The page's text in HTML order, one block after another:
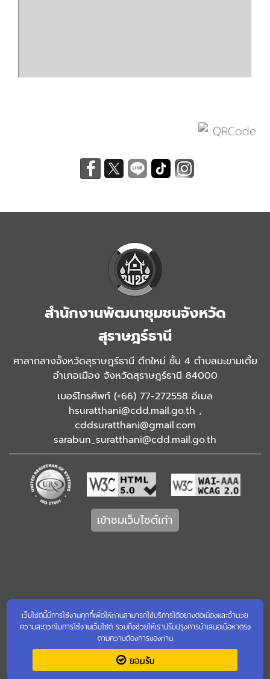
สำนักงานพัฒนาชุมชนจังหวัด
สุราษฎร์ธานี
ศาลากลางจัังหวัดสุราษฎร์ธานี ตึกใหม่ ชั้น 4 ตำบลมะขามเตี้ย
อำเภอเมือง จังหวัดสุราษฎร์ธานี 84000
เบอร์โทรศัพท์ (+66) 77-272558 อีเมล
hsuratthani@cdd.mail.go.th ,
cddsuratthani@gmail.com
sarabun_suratthani@cdd.mail.go.th
เข้าชมเว็บไซต์เก่า
เว็บไซต์นี้มีการใช้งานคุกกี้เพื่อให้ท่านสามารถใช้บริการได้อย่างต่อเนื่องและอำนวย
ความสะดวกในการใช้งานเว็บไซต์ รวมถึงช่วยให้เราปรับปรุงการนำเสนอเนื้อหาตรง
ตามความต้องการของท่าน
ยอมรับ